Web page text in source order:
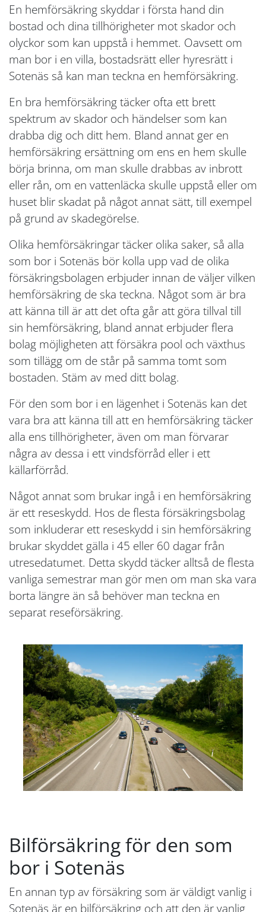
En hemförsäkring skyddar i första hand din
bostad och dina tillhörigheter mot skador och
olyckor som kan uppstå i hemmet. Oavsett om
man bor i en villa, bostadsrätt eller hyresrätt i
Sotenäs så kan man teckna en hemförsäkring.
En bra hemförsäkring täcker ofta ett brett
spektrum av skador och händelser som kan
drabba dig och ditt hem. Bland annat ger en
hemförsäkring ersättning om ens en hem skulle
börja brinna, om man skulle drabbas av inbrott
eller rån, om en vattenläcka skulle uppstå eller om
huset blir skadat på något annat sätt, till exempel
på grund av skadegörelse.
Olika hemförsäkringar täcker olika saker, så alla
som bor i Sotenäs bör kolla upp vad de olika
försäkringsbolagen erbjuder innan de väljer vilken
hemförsäkring de ska teckna. Något som är bra
att känna till är att det ofta går att göra tillval till
sin hemförsäkring, bland annat erbjuder flera
bolag möjligheten att försäkra pool och växthus
som tillägg om de står på samma tomt som
bostaden. Stäm av med ditt bolag.
För den som bor i en lägenhet i Sotenäs kan det
vara bra att känna till att en hemförsäkring täcker
alla ens tillhörigheter, även om man förvarar
några av dessa i ett vindsförråd eller i ett
källarförråd.
Något annat som brukar ingå i en hemförsäkring
är ett reseskydd. Hos de flesta försäkringsbolag
som inkluderar ett reseskydd i sin hemförsäkring
brukar skyddet gälla i 45 eller 60 dagar från
utresedatumet. Detta skydd täcker alltså de flesta
vanliga semestrar man gör men om man ska vara
borta längre än så behöver man teckna en
separat reseförsäkring.
Bilförsäkring för den som
bor i Sotenäs
En annan typ av försäkring som är väldigt vanlig i
Sotenäs är en bilförsäkring och att den är vanlig